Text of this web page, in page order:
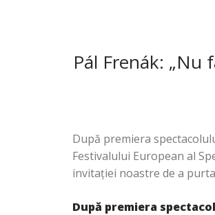
Pál Frenák: „Nu
După premiera
Festivalului European al
invitaţiei noastre de a
După premiera